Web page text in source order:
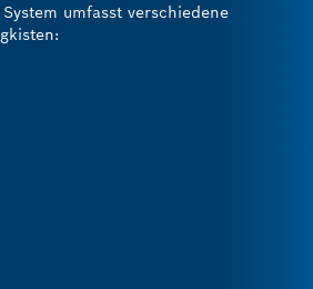
umfasst verschiedene